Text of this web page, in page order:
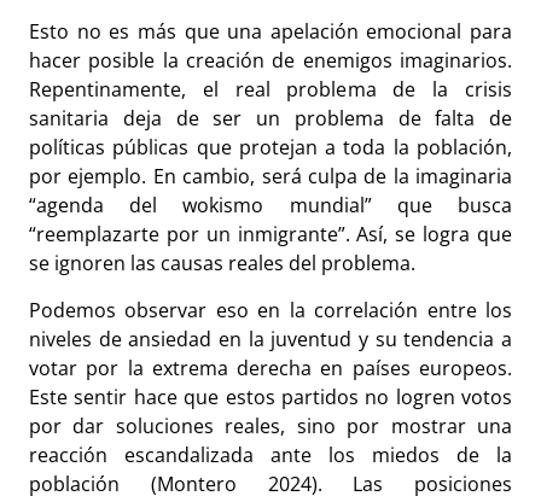
Esto no es más que una apelación emocional para
hacer posible la creación de enemigos imaginarios.
Repentinamente, el real problema de la crisis
sanitaria deja de ser un problema de falta de
políticas públicas que protejan a toda la población,
por ejemplo. En cambio, será culpa de la imaginaria
“agenda del wokismo mundial” que busca
“reemplazarte por un inmigrante”. Así, se logra que
se ignoren las causas reales del problema.
Podemos observar eso en la correlación entre los
niveles de ansiedad en la juventud y su tendencia a
votar por la extrema derecha en países europeos.
Este sentir hace que estos partidos no logren votos
por dar soluciones reales, sino por mostrar una
reacción escandalizada ante los miedos de la
población (Montero 2024). Las posiciones